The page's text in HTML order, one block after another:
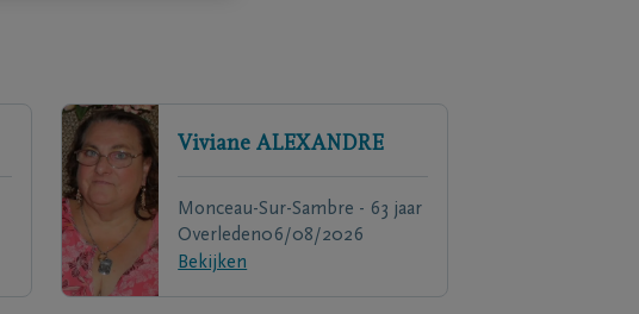
Viviane ALEXANDRE
Monceau-Sur-Sambre - 63 jaar
Overleden06/08/2026
Bekijken